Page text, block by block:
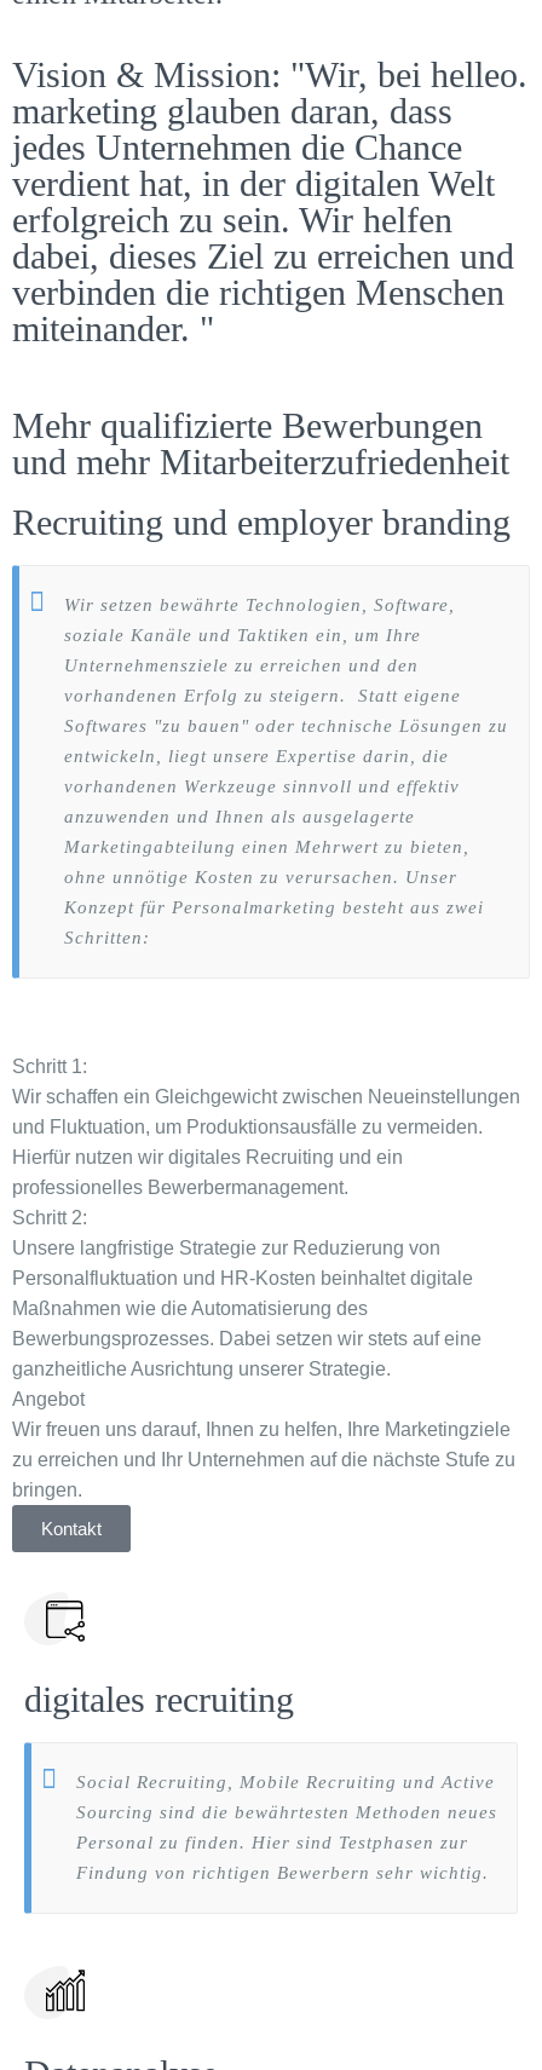
Vision & Mission: "Wir, bei helleo.
marketing glauben daran, dass
jedes Unternehmen die Chance
verdient hat, in der digitalen Welt
erfolgreich zu sein. Wir helfen
dabei, dieses Ziel zu erreichen und
verbinden die richtigen Menschen
miteinander. "
Mehr qualifizierte Bewerbungen
und mehr Mitarbeiterzufriedenheit
Recruiting und employer branding
Wir setzen bewährte Technologien, Software,
soziale Kanäle und Taktiken ein, um Ihre
Unternehmensziele zu erreichen und den
vorhandenen Erfolg zu steigern. Statt eigene
Softwares "zu bauen" oder technische Lösungen zu
entwickeln, liegt unsere Expertise darin, die
vorhandenen Werkzeuge sinnvoll und effektiv
anzuwenden und Ihnen als ausgelagerte
Marketingabteilung einen Mehrwert zu bieten,
ohne unnötige Kosten zu verursachen. Unser
Konzept für Personalmarketing besteht aus zwei
Schritten:
Schritt 1:
Wir schaffen ein Gleichgewicht zwischen Neueinstellungen
und Fluktuation, um Produktionsausfälle zu vermeiden.
Hierfür nutzen wir digitales Recruiting und ein
professionelles Bewerbermanagement.
Schritt 2:
Unsere langfristige Strategie zur Reduzierung von
Personalfluktuation und HR-Kosten beinhaltet digitale
Maßnahmen wie die Automatisierung des
Bewerbungsprozesses. Dabei setzen wir stets auf eine
ganzheitliche Ausrichtung unserer Strategie.
Angebot
Wir freuen uns darauf, Ihnen zu helfen, Ihre Marketingziele
zu erreichen und Ihr Unternehmen auf die nächste Stufe zu
bringen.
Kontakt
digitales recruiting
Social Recruiting, Mobile Recruiting und Active
Sourcing sind die bewährtesten Methoden neues
Personal zu finden. Hier sind Testphasen zur
Findung von richtigen Bewerbern sehr wichtig.